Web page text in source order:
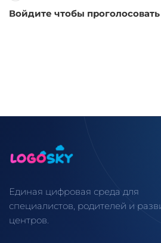
Войдите чтобы проголосовать
Единая цифровая среда для
специалистов, родителей и
центров.